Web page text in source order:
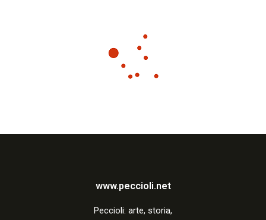
www.peccioli.net
Peccioli: arte, storia,